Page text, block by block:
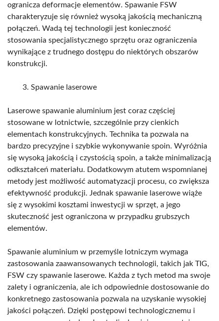
ogranicza deformacje elementów. Spawanie FSW
charakteryzuje się również wysoką jakością mechaniczną
połączeń. Wadą tej technologii jest konieczność
stosowania specjalistycznego sprzętu oraz ograniczenia
wynikające z trudnego dostępu do niektórych obszarów
konstrukcji.
Spawanie laserowe
Laserowe spawanie aluminium jest coraz częściej
stosowane w lotnictwie, szczególnie przy cienkich
elementach konstrukcyjnych. Technika ta pozwala na
bardzo precyzyjne i szybkie wykonywanie spoin. Wyróżnia
się wysoką jakością i czystością spoin, a także minimalizacją
odkształceń materiału. Dodatkowym atutem wspomnianej
metody jest możliwość automatyzacji procesu, co zwiększa
efektywność produkcji. Jednak spawanie laserowe wiąże
się z wysokimi kosztami inwestycji w sprzęt, a jego
skuteczność jest ograniczona w przypadku grubszych
elementów.
Spawanie aluminium w przemyśle lotniczym wymaga
zastosowania zaawansowanych technologii, takich jak TIG,
FSW czy spawanie laserowe. Każda z tych metod ma swoje
zalety i ograniczenia, ale ich odpowiednie dostosowanie do
konkretnego zastosowania pozwala na uzyskanie wysokiej
jakości połączeń. Dzięki postępowi technologicznemu i